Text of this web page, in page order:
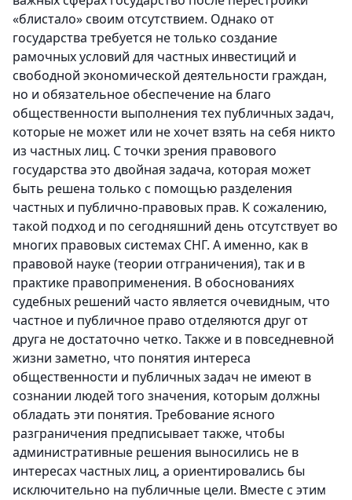
«блистало» своим отсутствием. Однако от
государства требуется не только создание
рамочных условий для частных инвестиций и
свободной экономической деятельности граждан,
но и обязательное обеспечение на благо
общественности выполнения тех публичных задач,
которые не может или не хочет взять на себя никто
из частных лиц. С точки зрения правового
государства это двойная задача, которая может
быть решена только с помощью разделения
частных и публично-правовых прав. К сожалению,
такой подход и по сегодняшний день отсутствует во
многих правовых системах СНГ. А именно, как в
правовой науке (теории отграничения), так и в
практике правоприменения. В обоснованиях
судебных решений часто является очевидным, что
частное и публичное право отделяются друг от
друга не достаточно четко. Также и в повседневной
жизни заметно, что понятия интереса
общественности и публичных задач не имеют в
сознании людей того значения, которым должны
обладать эти понятия. Требование ясного
разграничения предписывает также, чтобы
административные решения выносились не в
интересах частных лиц, а ориентировались бы
исключительно на публичные цели. Вместе с этим